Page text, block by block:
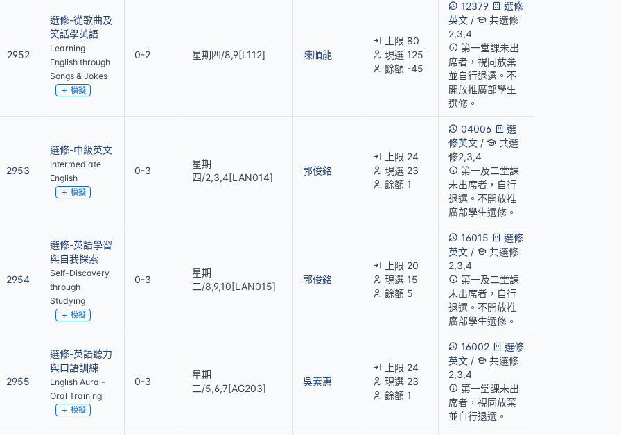
2952
選修-從歌曲及
笑話學英語
Learning
English through
Songs & Jokes
模擬
0-2 星期四/8,9[L112] 陳順龍
上限 80
現選 125
餘額 -45
12379
選修
英文/
共選修
2,3,4
第一堂課未出
席者，視同放棄
並自行退選。不
開放推廣部學生
選修。
2953
選修-中級英文
Intermediate
English
模擬
0-3
星期
四/2,3,4[LAN014]
郭俊銘
上限 24
現選 23
餘額 1
04006
選
修英文/
共選
修2,3,4
第一及二堂課
未出席者，自行
退選。不開放推
廣部學生選修。
2954
選修-英語學習
與自我探索
Self-Discovery
through
Studying
模擬
0-3
星期
二/8,9,10[LAN015]
郭俊銘
上限 20
現選 15
餘額 5
16015
選修
英文/
共選修
2,3,4
第一及二堂課
未出席者，自行
退選。不開放推
廣部學生選修。
2955
選修-英語聽力
與口語訓練
English Aural-
Oral Training
模擬
0-3
星期
二/5,6,7[AG203]
吳素惠
上限 24
現選 23
餘額 1
16002
選修
英文/
共選修
2,3,4
第一堂課未出
席者，視同放棄
並自行退選。